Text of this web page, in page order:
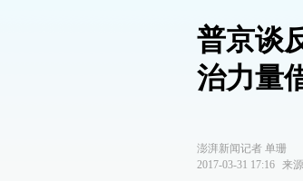
普京谈
治力量
澎湃新闻记者 单珊
2017-03-31 17:16
来源